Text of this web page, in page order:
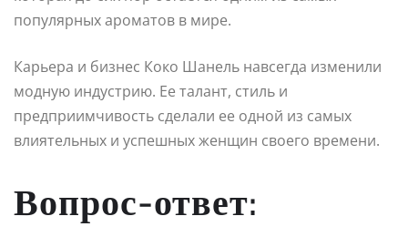
популярных ароматов в мире.
Карьера и бизнес Коко Шанель навсегда изменили
модную индустрию. Ее талант, стиль и
предприимчивость сделали ее одной из самых
влиятельных и успешных женщин своего времени.
Вопрос-ответ: